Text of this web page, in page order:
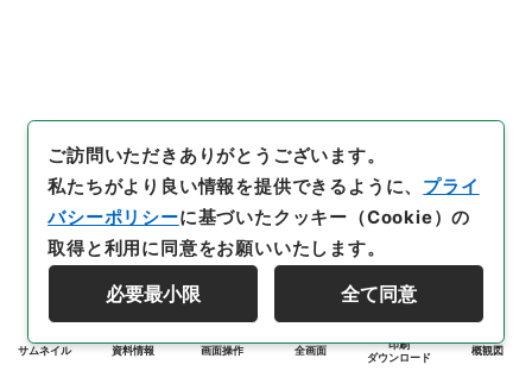
サムネイル 資料情報 画面操作 全画面
印刷
ダウンロード
概観図
ご訪問いただきありがとうございます。
私たちがより良い情報を提供できるように、 プライ
バシーポリシーに基づいたクッキー（Cookie）の
取得と利用に同意をお願いいたします。
必要最小限 全て同意